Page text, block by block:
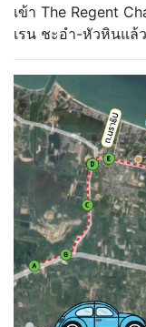
เข้า The Regent
เรน ชะอำ-หัวหินแล้